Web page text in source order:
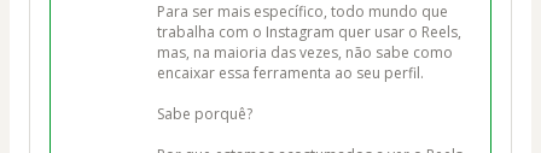
Para ser mais específico, todo mundo que
trabalha com o Instagram quer usar o Reels,
mas, na maioria das vezes, não sabe como
encaixar essa ferramenta ao seu perfil.
Sabe porquê?